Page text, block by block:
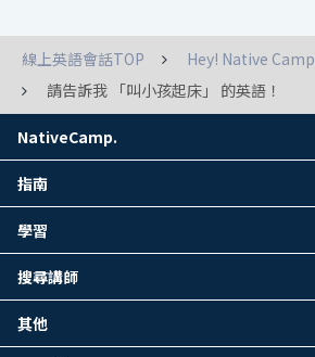
線上英語會話TOP
Hey! Native Camp
請告訴我 「叫小孩起床」 的英語！
NativeCamp.
指南
學習
搜尋講師
其他